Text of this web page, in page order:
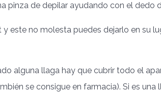
pinza de depilar ayudando con el dedo
este no molesta puedes dejarlo en su
alguna llaga hay que cubrir todo el
se consigue en farmacia). Si es